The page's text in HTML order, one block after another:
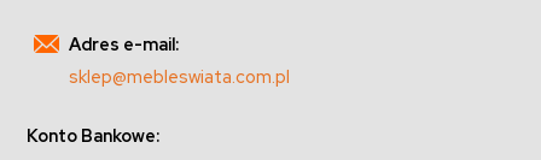
Adres e-mail:
sklep@mebleswiata.com.pl
Konto Bankowe: